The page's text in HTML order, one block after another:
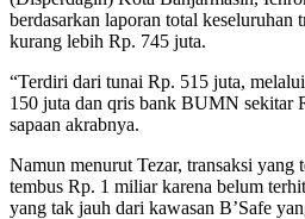
berdasarkan laporan total keseluruhan
kurang lebih Rp. 745 juta.
“Terdiri dari tunai Rp. 515 juta,
150 juta dan qris bank BUMN sekitar
sapaan akrabnya.
Namun menurut Tezar, transaksi yang
tembus Rp. 1 miliar karena belum
yang tak jauh dari kawasan B’Safe